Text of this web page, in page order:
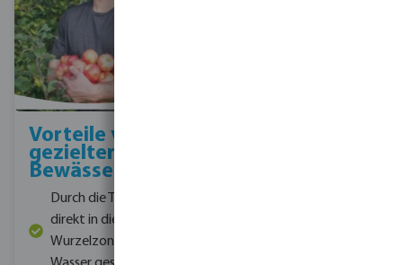
Vorteile von
gezielter
Bewässerung:
Durch die Tropfen
direkt in die
Wurzelzone wird